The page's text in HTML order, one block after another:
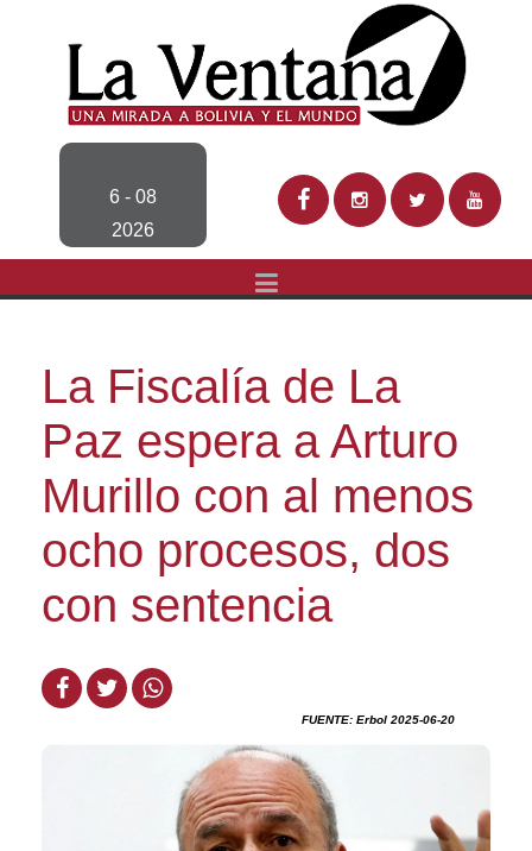
6 - 08
2026
La Fiscalía de La
Paz espera a Arturo
Murillo con al menos
ocho procesos, dos
con sentencia
FUENTE: Erbol 2025-06-20